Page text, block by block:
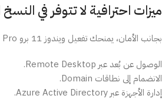
ميزات احترافية لا تتوفر في
بجانب الأمان، يمنحك تفعيل ويندوز 11 برو Windows 11 Pro ميزات مثل:
الوصول عن بُعد عبر Remote Desktop.
الانضمام إلى نطاقات Domain.
إدارة الأجهزة عبر Azure Active Directory.